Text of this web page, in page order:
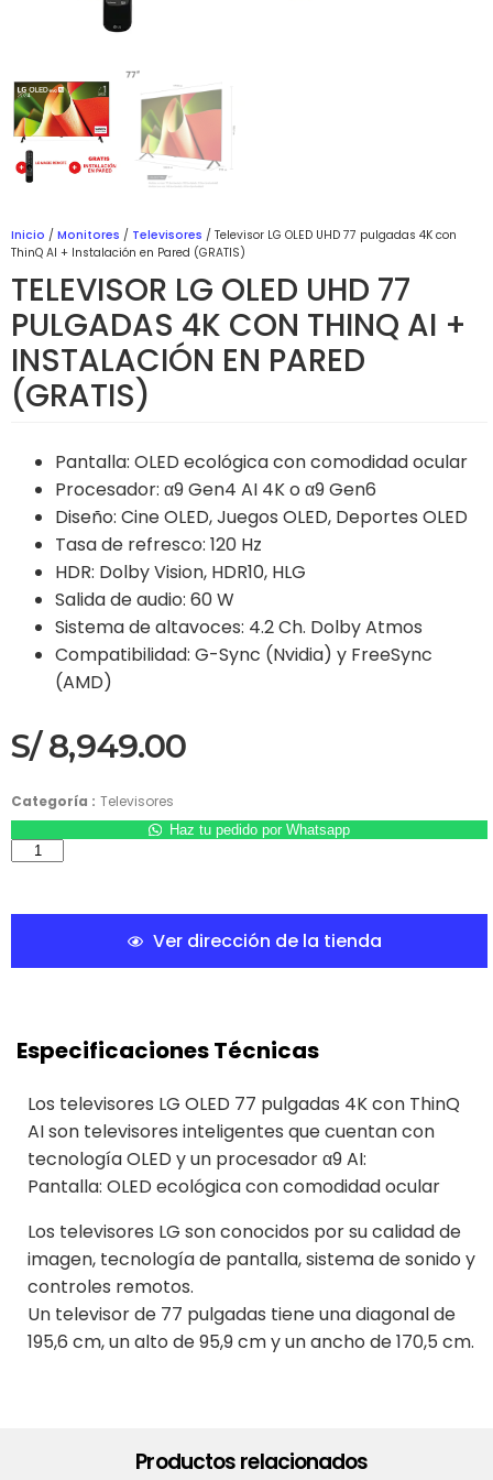
Inicio / Monitores / Televisores / Televisor LG OLED UHD 77 pulgadas 4K con
ThinQ AI + Instalación en Pared (GRATIS)
TELEVISOR LG OLED UHD 77
PULGADAS 4K CON THINQ AI +
INSTALACIÓN EN PARED
(GRATIS)
Pantalla: OLED ecológica con comodidad ocular
Procesador: α9 Gen4 AI 4K o α9 Gen6
Diseño: Cine OLED, Juegos OLED, Deportes OLED
Tasa de refresco: 120 Hz
HDR: Dolby Vision, HDR10, HLG
Salida de audio: 60 W
Sistema de altavoces: 4.2 Ch. Dolby Atmos
Compatibilidad: G-Sync (Nvidia) y FreeSync
(AMD)
S/8,949.00
Categoría : Televisores
Haz tu pedido por Whatsapp
Ver dirección de la tienda
Especificaciones Técnicas
Los televisores LG OLED 77 pulgadas 4K con ThinQ
AI son televisores inteligentes que cuentan con
tecnología OLED y un procesador α9 AI:
Pantalla: OLED ecológica con comodidad ocular
Los televisores LG son conocidos por su calidad de
imagen, tecnología de pantalla, sistema de sonido y
controles remotos.
Un televisor de 77 pulgadas tiene una diagonal de
195,6 cm, un alto de 95,9 cm y un ancho de 170,5 cm.
Productos relacionados